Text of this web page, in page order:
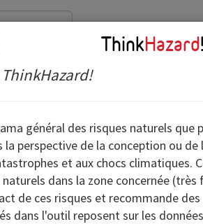
ThinkHazard!
ThinkHazard!
général des risques naturels
perspective de la conception ou
et aux chocs climatiques.
dans la zone concernée
de ces risques et recommande
dans l'outil reposent sur les